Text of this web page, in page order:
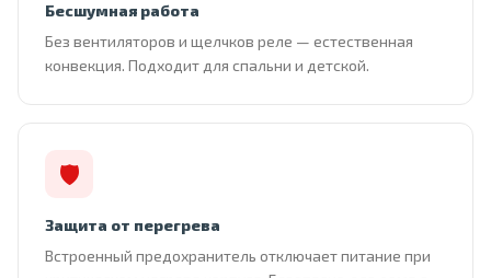
Бесшумная работа
Без вентиляторов и щелчков реле — естественная
конвекция. Подходит для спальни и детской.
🛡
Защита от перегрева
Встроенный предохранитель отключает питание при